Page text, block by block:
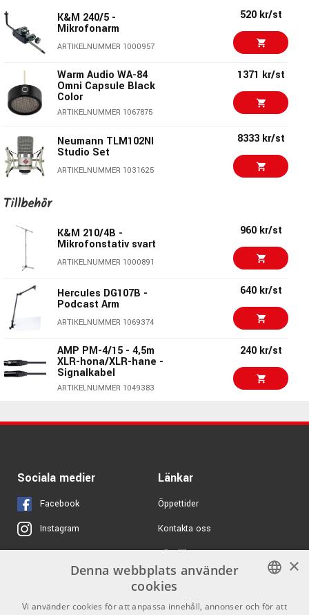
Warm Audio WA-251 9290 kr/st
sE Electronics T2 -
Stormembransmikrofon
5699 kr/st
Warm Audio WA-14 4090 kr/st
Warm Audio WA-CX12
ARTIKELNUMMER 1076873
K&M 240/5 -
Mikrofonarm
ARTIKELNUMMER 1000957
520 kr/st
Warm Audio WA-84
Omni Capsule Black
Color
ARTIKELNUMMER 1067875
1371 kr/st
Neumann TLM102NI
Studio Set
ARTIKELNUMMER 1031625
8333 kr/st
ARTIKELNUMMER 1082823
Neumann TLM103
ARTIKELNUMMER 1081895
12390 kr/st
Audio-Technica
ARTIKELNUMMER 1001633
1091 kr/st
Warm Audio WA-47JR
Studio Essential
2222 kr/st
ARTIKELNUMMER 1095215
Tillbehör
K&M 210/4B -
Mikrofonstativ svart
ARTIKELNUMMER 1000891
960 kr/st
Hercules DG107B -
Podcast Arm
ARTIKELNUMMER 1069374
640 kr/st
AMP PM-4/15 - 4,5m
XLR-hona/XLR-hane -
Signalkabel
ARTIKELNUMMER 1049383
240 kr/st
- Reflexion Filter
sE Electronics Pro
ARTIKELNUMMER 1063470
sE Electronics Dual
Pop Filter
ARTIKELNUMMER 1063477
K&M 23956 - Popkiller
Sociala medier
Facebook
Instagram
X
Youtube
TikTok
Länkar
Öppettider
Kontakta oss
Köpvillkor
Butiken
Varumärken
SWEDISH
×
Denna webbplats använder
cookies
Vi använder cookies för att anpassa innehåll, annonser och för att